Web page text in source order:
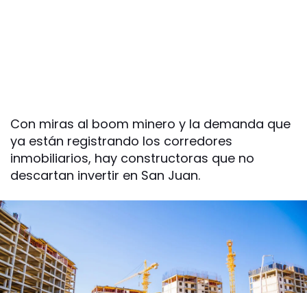
Con miras al boom minero y la demanda que
ya están registrando los corredores
inmobiliarios, hay constructoras que no
descartan invertir en San Juan.